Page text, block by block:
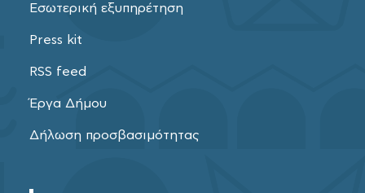
Εσωτερική εξυπηρέτηση
Press kit
RSS feed
Έργα Δήμου
Δήλωση προσβασιμότητας